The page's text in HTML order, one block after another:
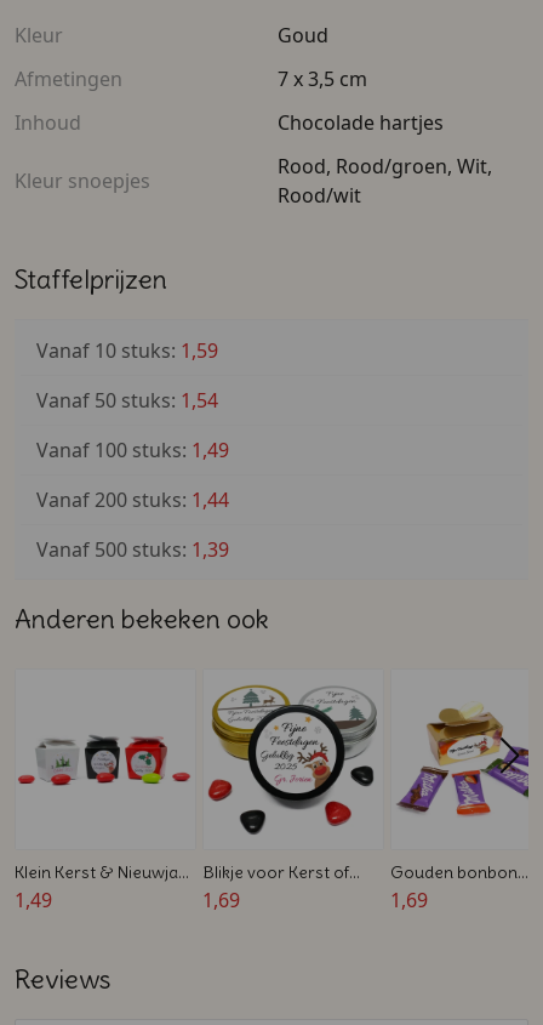
Kleur
Goud
Afmetingen
7 x 3,5 cm
Inhoud
Chocolade hartjes
Kleur snoepjes
Rood, Rood/groen, Wit,
Rood/wit
Staffelprijzen
Vanaf 10 stuks: 1,59
Vanaf 50 stuks: 1,54
Vanaf 100 stuks: 1,49
Vanaf 200 stuks: 1,44
Vanaf 500 stuks: 1,39
Anderen bekeken ook
Klein Kerst & Nieuwjaar
doosje met
1,49
Blikje voor Kerst of
Nieuwjaar - Zwart,
1,69
Gouden bonbon
doosje - Gevuld
1,69
Reviews